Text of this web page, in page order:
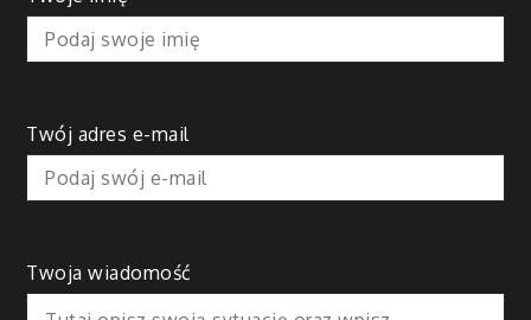
Twój adres e-mail
Twoja wiadomość